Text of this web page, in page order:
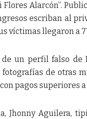
Alarcón”.
escriban al
víctimas llegaron a
un perfil falso de
de otras
pagos superiores
Jhonny Aguilera,